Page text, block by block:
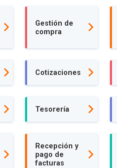
Gestión de
compra
Cotizaciones
Tesorería
Recepción y
pago de
facturas